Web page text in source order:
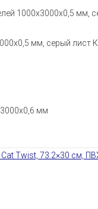
1000х3000х0,5 мм,
мм, серый лист
мм